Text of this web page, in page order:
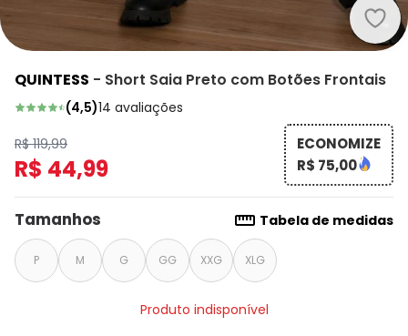
QUINTESS - Short Saia Preto com Botões Frontais
(4,5)14 avaliações
R$ 119,99
R$ 44,99
ECONOMIZE
R$ 75,00
Tamanhos Tabela de medidas
P M G GG XXG XLG
Produto indisponível